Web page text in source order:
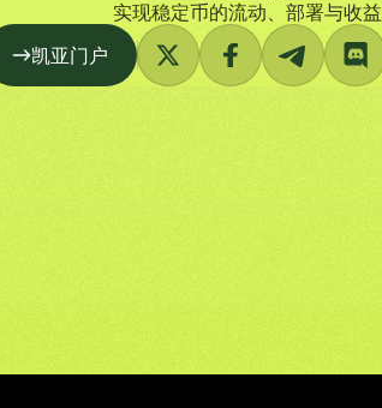
实现稳定币的流动、部署与收益
凯亚门户